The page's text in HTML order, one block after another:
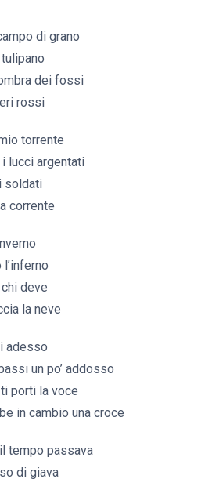
di grano
dei fossi
rossi
torrente
lucci argentati
soldati
corrente
deve
la neve
adesso
un po’ addosso
porti la voce
in cambio una croce
tempo passava
di giava